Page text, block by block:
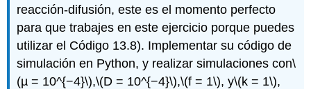
reacción-difusión, este es el momento perfecto
para que trabajes en este ejercicio porque puedes
utilizar el Código 13.8). Implementar su código de
simulación en Python, y realizar simulaciones con\
(µ = 10^{−4}\),\(D = 10^{−4}\),\(f = 1\), y\(k = 1\),